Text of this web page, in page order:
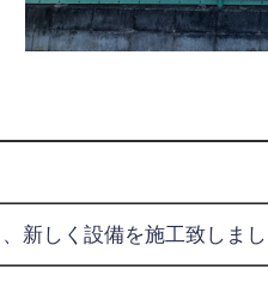
新しく設備を施工致しま